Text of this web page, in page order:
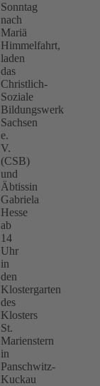
Sonntag
nach
Mariä
Himmelfahrt,
laden
das
Christlich-
Soziale
Bildungswerk
Sachsen
e.
V.
(CSB)
und
Äbtissin
Gabriela
Hesse
ab
14
Uhr
in
den
Klostergarten
des
Klosters
St.
Marienstern
in
Panschwitz-
Kuckau